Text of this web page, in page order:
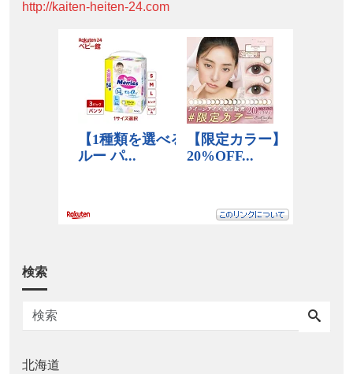
http://kaiten-heiten-24.com
検索
北海道